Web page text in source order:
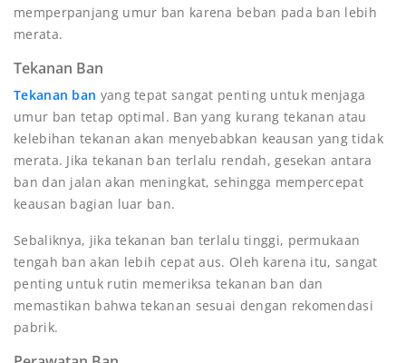
memperpanjang umur ban karena beban pada ban lebih
merata.
Tekanan Ban
Tekanan ban yang tepat sangat penting untuk menjaga
umur ban tetap optimal. Ban yang kurang tekanan atau
kelebihan tekanan akan menyebabkan keausan yang tidak
merata. Jika tekanan ban terlalu rendah, gesekan antara
ban dan jalan akan meningkat, sehingga mempercepat
keausan bagian luar ban.
Sebaliknya, jika tekanan ban terlalu tinggi, permukaan
tengah ban akan lebih cepat aus. Oleh karena itu, sangat
penting untuk rutin memeriksa tekanan ban dan
memastikan bahwa tekanan sesuai dengan rekomendasi
pabrik.